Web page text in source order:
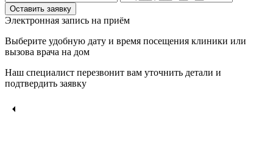
Оставить заявку
Электронная запись на приём
Выберите удобную дату и время посещения клиники или
вызова врача на дом
Наш специалист перезвонит вам уточнить детали и
подтвердить заявку